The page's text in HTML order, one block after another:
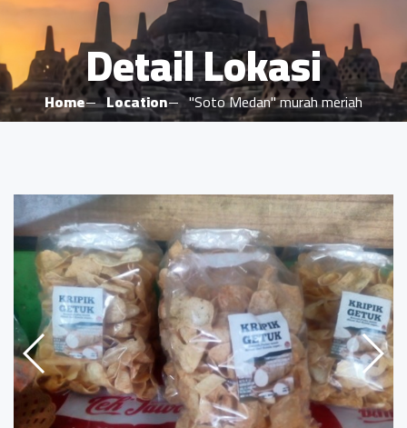
Detail Lokasi
Home Location "Soto Medan" murah meriah